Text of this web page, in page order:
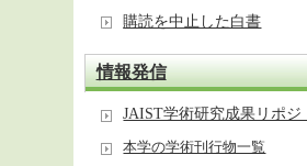
購読を中止した白書
情報発信
JAIST学術研究成果リポジ
本学の学術刊行物一覧